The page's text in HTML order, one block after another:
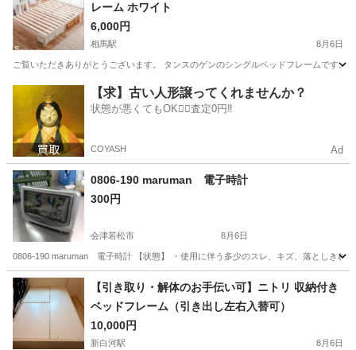
レーム ホワイト
6,000円
相馬駅 8月6日
ご覧いただきありがとうございます。 タンスのゲンのシングルベッドフレームです
相馬駅 ベッド ゲン
【求】古い人形譲ってくれませんか？
状態が悪くてもOK🙆‍♀️査定0円‼️
COYASH Ad
0806-190 maruman 電子時計
300円
会津若松市 8月6日
0806-190 maruman 電子時計 【状態】 ・使用に伴う多少のスレ、キズ、落としきれ
福島 会津若松市 時計 現地
【引き取り・解体のお手伝い可】ニトリ 収納付き
ベッドフレーム（引き出し左右入替可）
10,000円
新白河駅 8月6日